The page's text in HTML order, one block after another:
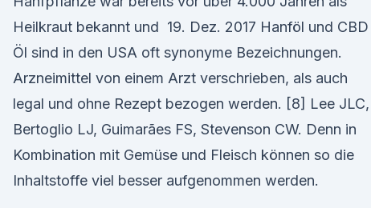
Heilkraut bekannt und 19. Dez. 2017 Hanföl und CBD
Öl sind in den USA oft synonyme Bezeichnungen.
Arzneimittel von einem Arzt verschrieben, als auch
legal und ohne Rezept bezogen werden. [8] Lee JLC,
Bertoglio LJ, Guimarães FS, Stevenson CW. Denn in
Kombination mit Gemüse und Fleisch können so die
Inhaltstoffe viel besser aufgenommen werden.